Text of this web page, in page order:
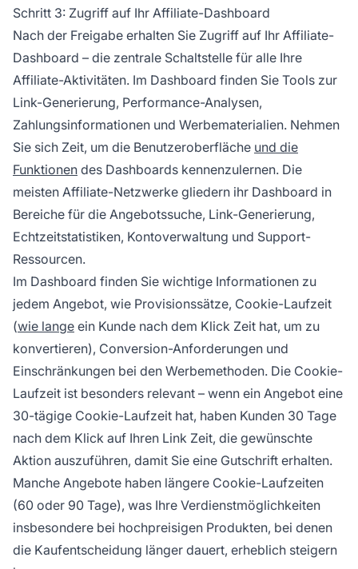
Schritt 3: Zugriff auf Ihr Affiliate-Dashboard
Nach der Freigabe erhalten Sie Zugriff auf Ihr Affiliate-
Dashboard – die zentrale Schaltstelle für alle Ihre
Affiliate-Aktivitäten. Im Dashboard finden Sie Tools zur
Link-Generierung, Performance-Analysen,
Zahlungsinformationen und Werbematerialien. Nehmen
Sie sich Zeit, um die Benutzeroberfläche und die
Funktionen des Dashboards kennenzulernen. Die
meisten Affiliate-Netzwerke gliedern ihr Dashboard in
Bereiche für die Angebotssuche, Link-Generierung,
Echtzeitstatistiken, Kontoverwaltung und Support-
Ressourcen.
Im Dashboard finden Sie wichtige Informationen zu
jedem Angebot, wie Provisionssätze, Cookie-Laufzeit
(wie lange ein Kunde nach dem Klick Zeit hat, um zu
konvertieren), Conversion-Anforderungen und
Einschränkungen bei den Werbemethoden. Die Cookie-
Laufzeit ist besonders relevant – wenn ein Angebot eine
30-tägige Cookie-Laufzeit hat, haben Kunden 30 Tage
nach dem Klick auf Ihren Link Zeit, die gewünschte
Aktion auszuführen, damit Sie eine Gutschrift erhalten.
Manche Angebote haben längere Cookie-Laufzeiten
(60 oder 90 Tage), was Ihre Verdienstmöglichkeiten
insbesondere bei hochpreisigen Produkten, bei denen
die Kaufentscheidung länger dauert, erheblich steigern